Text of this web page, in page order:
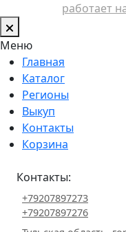
работает
Меню
Главная
Каталог
Регионы
Выкуп
Контакты
Корзина
Контакты:
+79207897273
+79207897276